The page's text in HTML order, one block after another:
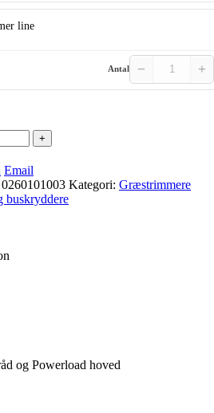
line
Antal − +
+
Email
Kategori: Græstrimmere
buskryddere
og Powerload hoved